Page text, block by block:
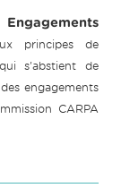
principes de
s'abstient de
engagements
CARPA